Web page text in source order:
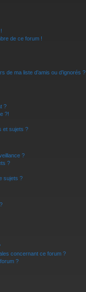
de ce forum !
de ma liste d’amis ou d’ignorés ?
?
?!
et sujets ?
?
?
sujets ?
concernant ce forum ?
?